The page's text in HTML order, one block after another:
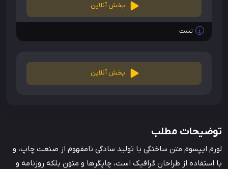
پخش آنلاین
تست
پخش آنلاین
توضیحات مطلب
لورم ایپسوم متن ساختگی با تولید سادگی نامفهوم از صنعت چاپ، و
با استفاده از طراحان گرافیک است، چاپگرها و متون بلکه روزنامه و